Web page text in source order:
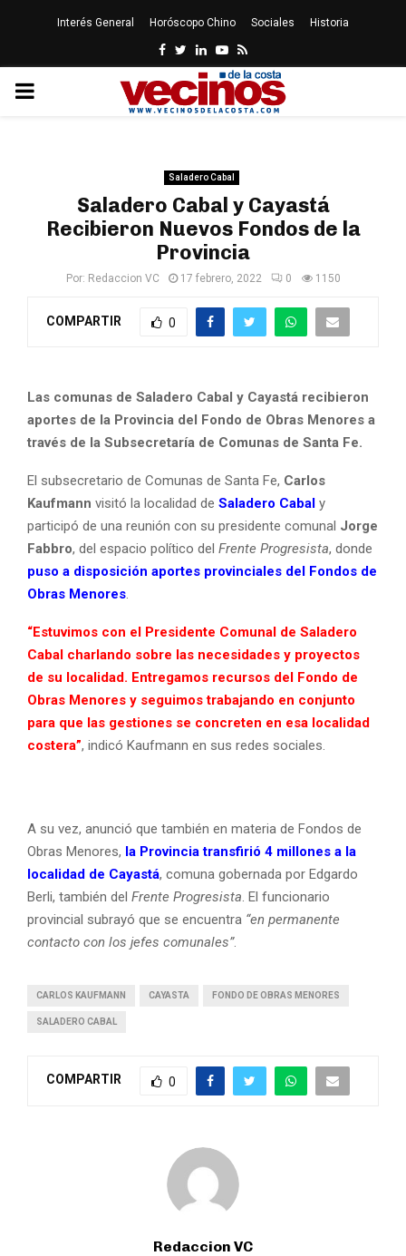
Interés General Horóscopo Chino Sociales Historia
Facebook
Twitter
LinkedinYoutube
Rss
PRIMARY
Saladero Cabal
Saladero Cabal y Cayastá
Recibieron Nuevos Fondos de la
Provincia
Por: Redaccion VC 17 febrero, 2022 0 1150
COMPARTIR 0
Las comunas de Saladero Cabal y Cayastá recibieron
aportes de la Provincia del Fondo de Obras Menores a
través de la Subsecretaría de Comunas de Santa Fe.
El subsecretario de Comunas de Santa Fe, Carlos
Kaufmann visitó la localidad de Saladero Cabal y
participó de una reunión con su presidente comunal Jorge
Fabbro, del espacio político del Frente Progresista, donde
puso a disposición aportes provinciales del Fondos de
Obras Menores
“Estuvimos con el Presidente Comunal de Saladero
Cabal charlando sobre las necesidades y proyectos
de su localidad. Entregamos recursos del Fondo de
Obras Menores y seguimos trabajando en conjunto
para que las gestiones se concreten en esa localidad
costera”, indicó Kaufmann en sus redes sociales.
A su vez, anunció que también en materia de Fondos de
Obras Menores, la Provincia transfirió 4 millones a la
localidad de Cayastá, comuna gobernada por Edgardo
Berli, también del Frente Progresista . El funcionario
provincial subrayó que se encuentra “en permanente
contacto con los jefes comunales”.
CARLOS KAUFMANN CAYASTA FONDO DE OBRAS MENORES
SALADERO CABAL
COMPARTIR 0
Redaccion VC